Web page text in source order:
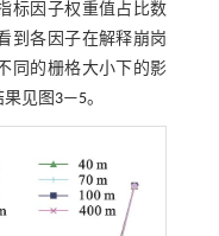
标因子权重值占比数
到各因子在解释崩岗
同的栅格大小下的影
见图 3—5。